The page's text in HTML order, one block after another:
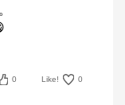
0 Like! 0